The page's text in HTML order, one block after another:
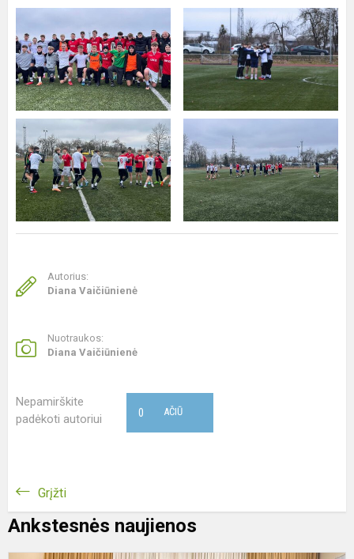
Autorius:
Diana Vaičiūnienė
Nuotraukos:
Diana Vaičiūnienė
Nepamirškite
padėkoti autoriui
AČIŪ
0
Grįžti
Ankstesnės naujienos